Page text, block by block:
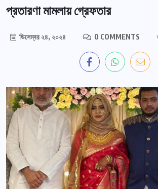
প্রতারণা মামলায় গ্রেফতার
ডিসেম্বর ২৪, ২০২৪ 0 COMMENTS